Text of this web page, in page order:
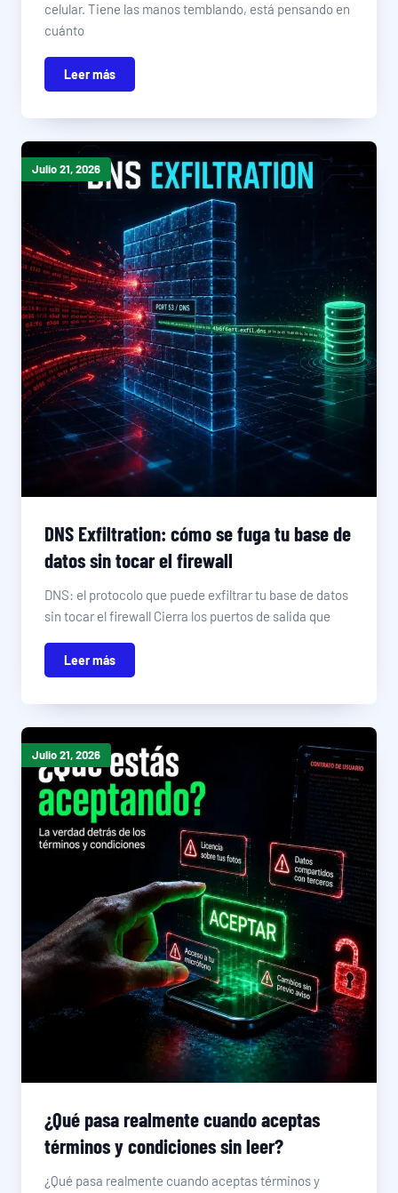
celular. Tiene las manos temblando, está pensando en
cuánto
Leer más
Julio 21, 2026
DNS Exfiltration: cómo se fuga tu base de
datos sin tocar el firewall
DNS: el protocolo que puede exfiltrar tu base de datos
sin tocar el firewall Cierra los puertos de salida que
Leer más
Julio 21, 2026
¿Qué pasa realmente cuando aceptas
términos y condiciones sin leer?
¿Qué pasa realmente cuando aceptas términos y